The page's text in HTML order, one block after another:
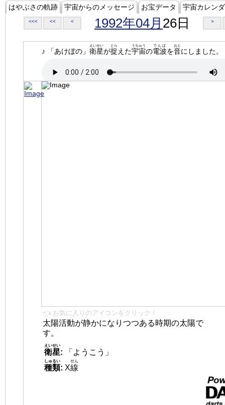
はやぶさの軌跡 宇宙からのメッセージ お宝データ 宇宙カレン
<<< << < 1992年04月 26日 >
♪ 「あけぼの」 衛星
えいせい
が捉
とら
えた宇宙
うちゅう
の電波
でんぱ
を音
おと
にしました。
👈 お気に入りのアイコンをクリック！
太陽活動が静かになりつつある時期の太陽で
す。
衛星
えいせい
:
「ようこう」
種類
しゅるい
: X線
せん